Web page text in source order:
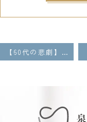
【60代の悲劇】歯周病で歯が次々に抜ける！**「ドミノ倒し」**を止めるには？